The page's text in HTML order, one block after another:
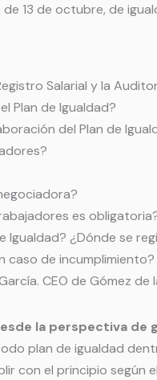
13 de octubre, de
Salarial y la
de Igualdad?
del Plan de
es
¿Dónde se
de incumplimiento?
CEO de Gómez de
la perspectiva de
plan de igualdad
con el principio según